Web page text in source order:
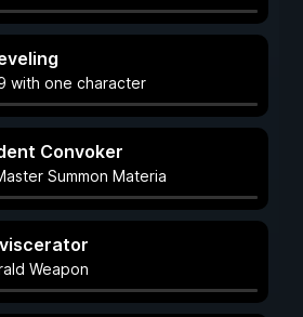
with one character
Convoker
Summon Materia
Weapon